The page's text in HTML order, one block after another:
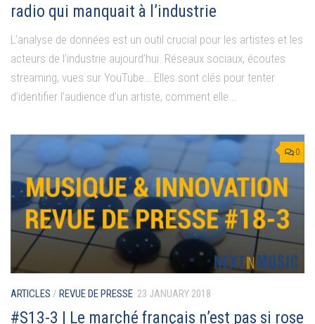
radio qui manquait à l’industrie
L’analyse de données est un outil crucial pour les artistes et les
acteurs de l’industrie aujourd’hui. Réseaux sociaux, écoutes
streaming, vues sur YouTube… Elles sont clés pour tenter
d’identifier l’audience d’un artiste, comment elle...
0
ARTICLES / REVUE DE PRESSE 23 JANUARY 2018
#S13-3 | Le marché français n’est pas si rose